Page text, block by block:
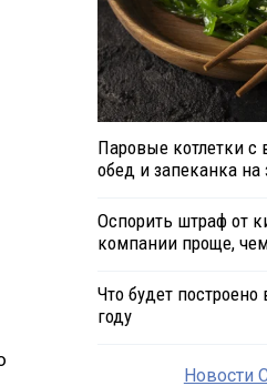
Паровые котлетки с
обед и запеканка на
Оспорить штраф от
компании проще,
Что будет
году
Новости